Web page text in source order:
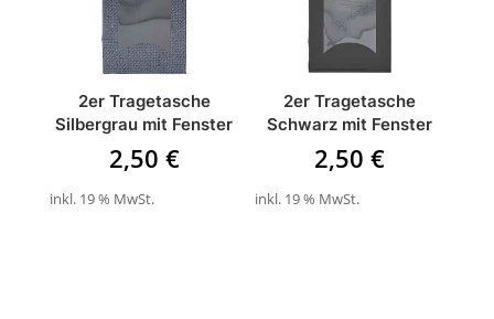
2er Tragetasche
Silbergrau mit Fenster
2,50 €
inkl. 19 % MwSt.
2er Tragetasche
Schwarz mit Fenster
2,50€
inkl. 19 % MwSt.